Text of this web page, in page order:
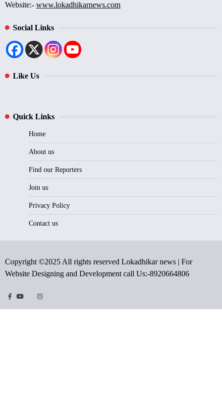
Website:- www.lokadhikarnews.com
Social Links
Like Us
Quick Links
Home
About us
Find our Reporters
Join us
Privacy Policy
Contact us
Copyright ©2025 All rights reserved Lokadhikar news | For
Website Designing and Development call Us:-8920664806
Facebook
Youtube
TwitterInstragram